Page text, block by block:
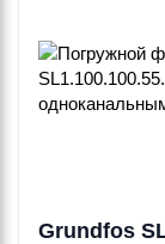
Grundfos